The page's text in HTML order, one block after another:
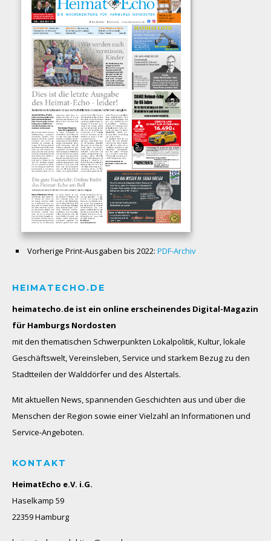
Vorherige Print-Ausgaben bis 2022: PDF-Archiv
HEIMATECHO.DE
heimatecho.de ist ein online erscheinendes Digital-Magazin
für Hamburgs Nordosten
mit den thematischen Schwerpunkten Lokalpolitik, Kultur, lokale
Geschäftswelt, Vereinsleben, Service und starkem Bezug zu den
Stadtteilen der Walddörfer und des Alstertals.
Mit aktuellen News, spannenden Geschichten aus und über die
Menschen der Region sowie einer Vielzahl an Informationen und
Service-Angeboten.
KONTAKT
HeimatEcho e.V. i.G.
Haselkamp 59
22359 Hamburg